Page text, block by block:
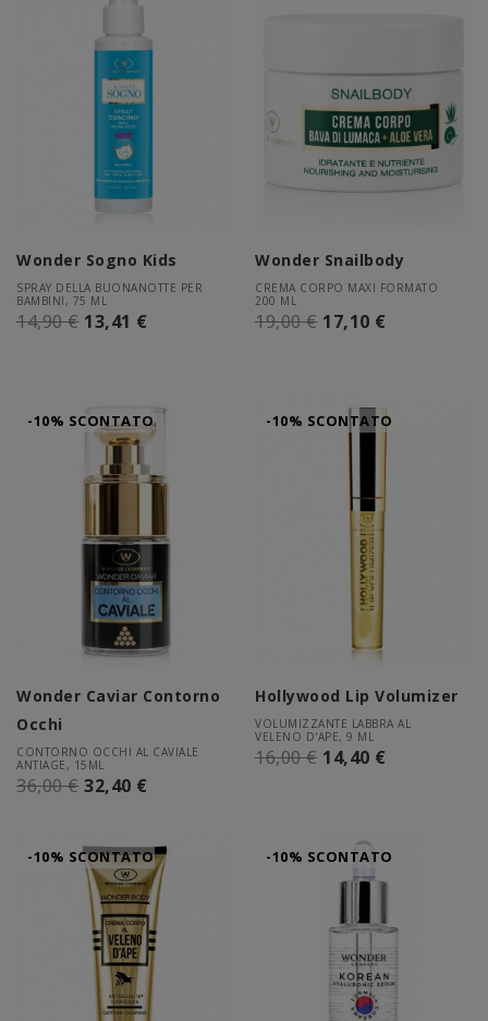
Wonder Sogno Kids
SPRAY DELLA BUONANOTTE PER
BAMBINI, 75 ML
14,90 € 13,41 €
Wonder Snailbody
CREMA CORPO MAXI FORMATO
200 ML
19,00 € 17,10 €
-10% SCONTATO
Wonder Caviar Contorno
Occhi
CONTORNO OCCHI AL CAVIALE
ANTIAGE, 15ML
36,00 € 32,40 €
-10% SCONTATO
Hollywood Lip Volumizer
VOLUMIZZANTE LABBRA AL
VELENO D'APE, 9 ML
16,00 € 14,40 €
-10% SCONTATO -10% SCONTATO